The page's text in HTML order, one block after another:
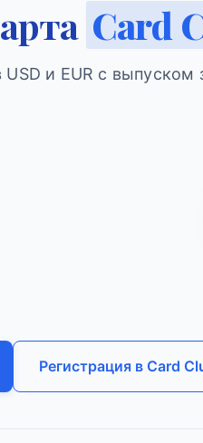
Card
USD и EUR с
Регистрация в Card